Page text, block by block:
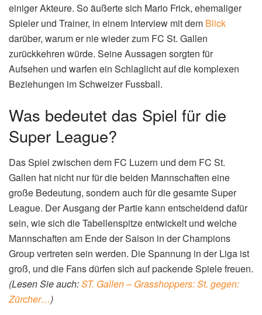
einiger Akteure. So äußerte sich Mario Frick, ehemaliger
Spieler und Trainer, in einem Interview mit dem Blick
darüber, warum er nie wieder zum FC St. Gallen
zurückkehren würde. Seine Aussagen sorgten für
Aufsehen und warfen ein Schlaglicht auf die komplexen
Beziehungen im Schweizer Fussball.
Was bedeutet das Spiel für die
Super League?
Das Spiel zwischen dem FC Luzern und dem FC St.
Gallen hat nicht nur für die beiden Mannschaften eine
große Bedeutung, sondern auch für die gesamte Super
League. Der Ausgang der Partie kann entscheidend dafür
sein, wie sich die Tabellenspitze entwickelt und welche
Mannschaften am Ende der Saison in der Champions
Group vertreten sein werden. Die Spannung in der Liga ist
groß, und die Fans dürfen sich auf packende Spiele freuen.
(Lesen Sie auch:ST. Gallen – Grasshoppers: St. gegen:
Zürcher…)